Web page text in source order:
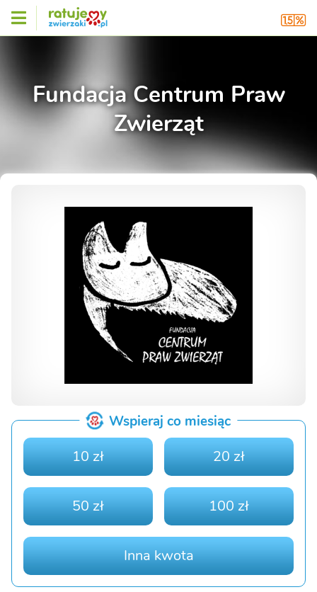
Fundacja Centrum Praw
Zwierząt
Wspieraj co miesiąc
10 zł 20 zł
50 zł 100 zł
Inna kwota